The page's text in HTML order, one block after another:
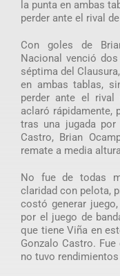
la punta en ambas
perder ante el rival
Con goles de
Nacional venció
séptima del
en ambas tablas,
perder ante el rival
aclaró rápidamente,
tras una jugada
Castro, Brian
remate a media
No fue de todas
claridad con pelota,
costó generar
por el juego de
que tiene Viña en
Gonzalo Castro.
no tuvo